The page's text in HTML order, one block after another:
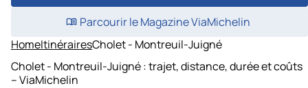
Parcourir le Magazine ViaMichelin
HomeItinérairesCholet - Montreuil-Juigné
Cholet - Montreuil-Juigné : trajet, distance, durée et coûts
– ViaMichelin